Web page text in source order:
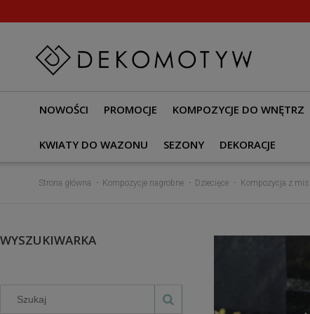
NOWOŚCI PROMOCJE KOMPOZYCJE DO WNĘTRZ
KWIATY DO WAZONU SEZONY DEKORACJE
Strona główna Kompozycje nagrobne Dziecięce Kompozycja z
WYSZUKIWARKA